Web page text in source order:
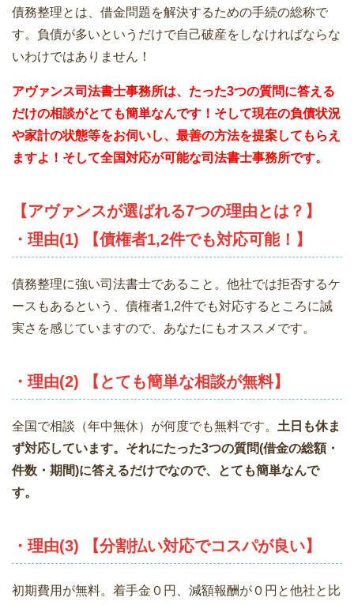
債務整理とは、借金問題を解決するための手続の総称で
す。負債が多いというだけで自己破産をしなければならな
いわけではありません！
アヴァンス司法書士事務所は、 たった3つの質問に答える
だけの相談がとても簡単なんです！そして現在の負債状況
や家計の状態等をお伺いし、最善の方法を提案してもらえ
ますよ！そして全国対応が可能な司法書士事務所です。
【アヴァンスが選ばれる7つの理由とは？】
・理由(1) 【債権者1,2件でも対応可能！】
債務整理に強い司法書士であること。他社では拒否するケ
ースもあるという、債権者1,2件でも対応するところに誠
実さを感じていますので、あなたにもオススメです。
・理由(2) 【とても簡単な相談が無料】
全国で相談（年中無休）が何度でも無料です。 土日も休ま
ず対応しています。それにたった3つの質問(借金の総額・
件数・期間)に答えるだけでなので、とても簡単なんで
す。
・理由(3) 【分割払い対応でコスパが良い】
初期費用が無料。着手金０円、減額報酬が０円と他社と比